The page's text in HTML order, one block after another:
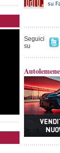
Seguici
su
Autolemene